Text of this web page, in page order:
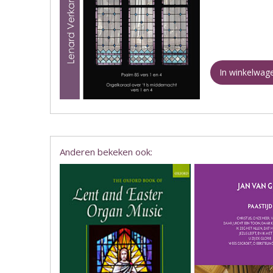
In
Anderen bekeken ook: